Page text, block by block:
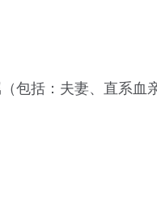
包括：夫妻、直系血